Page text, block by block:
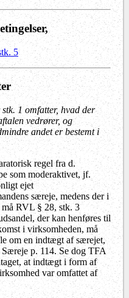
,
5
1 omfatter, hvad der
vedrører, og
andet er bestemt i
regel fra d.
som moderaktivet, jf.
ejet
særeje, medens der i
RVL § 28, stk. 3
der kan henføres til
i virksomheden, må
om en indtægt af særejet,
p. 114. Se dog TFA
atindtægt i form af
var omfattet af